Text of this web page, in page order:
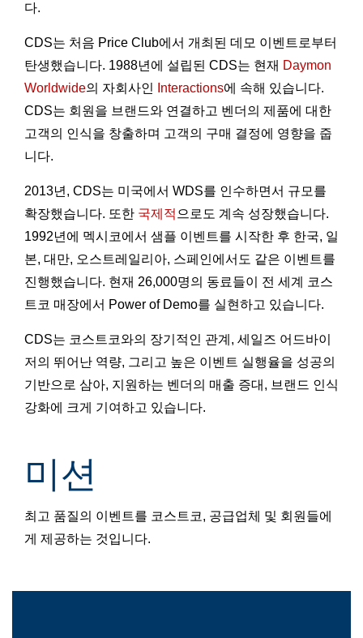
다.
CDS는 처음 Price Club에서 개최된 데모 이벤트로부터
탄생했습니다. 1988년에 설립된 CDS는 현재 Daymon
Worldwide의 자회사인 Interactions에 속해 있습니다.
CDS는 회원을 브랜드와 연결하고 벤더의 제품에 대한
고객의 인식을 창출하며 고객의 구매 결정에 영향을 줍
니다.
2013년, CDS는 미국에서 WDS를 인수하면서 규모를
확장했습니다. 또한 국제적 으로도 계속 성장했습니다.
1992년에 멕시코에서 샘플 이벤트를 시작한 후 한국, 일
본, 대만, 오스트레일리아, 스페인에서도 같은 이벤트를
진행했습니다. 현재 26,000명의 동료들이 전 세계 코스
트코 매장에서 Power of Demo를 실현하고 있습니다.
CDS는 코스트코와의 장기적인 관계, 세일즈 어드바이
저의 뛰어난 역량, 그리고 높은 이벤트 실행율을 성공의
기반으로 삼아, 지원하는 벤더의 매출 증대, 브랜드 인식
강화에 크게 기여하고 있습니다.
미션
최고 품질의 이벤트를 코스트코, 공급업체 및 회원들에
게 제공하는 것입니다.